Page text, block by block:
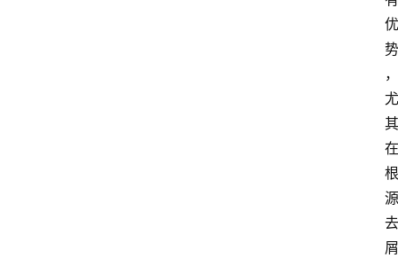
优
势
，
尤
其
在
根
源
去
屑